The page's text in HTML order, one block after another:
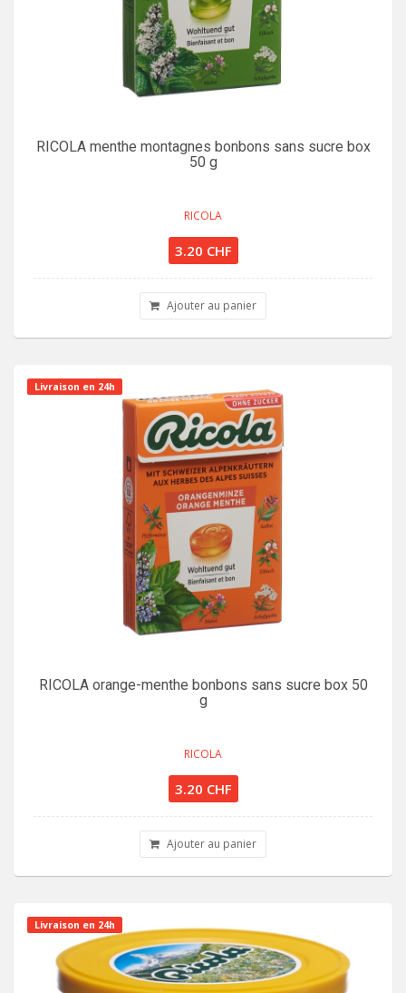
RICOLA menthe montagnes bonbons sans sucre box
50 g
RICOLA
3.20 CHF
Ajouter au panier
Livraison en 24h
RICOLA orange-menthe bonbons sans sucre box 50
g
RICOLA
3.20 CHF
Ajouter au panier
Livraison en 24h